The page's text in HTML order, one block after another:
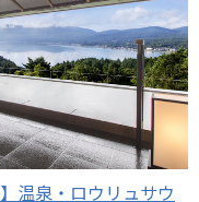
温泉・ロウリュサウ